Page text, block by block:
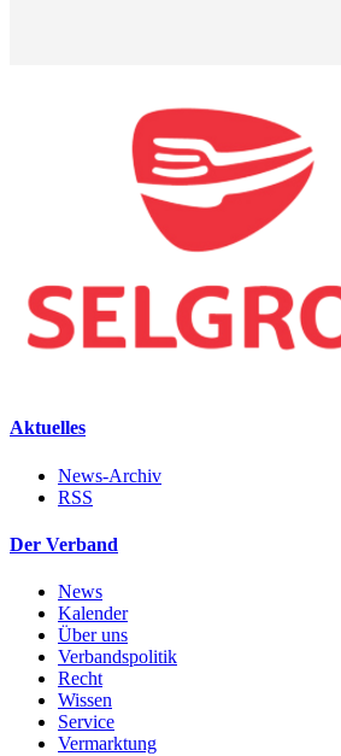
Aktuelles
News-Archiv
RSS
Der Verband
News
Kalender
Über uns
Verbandspolitik
Recht
Wissen
Service
Vermarktung